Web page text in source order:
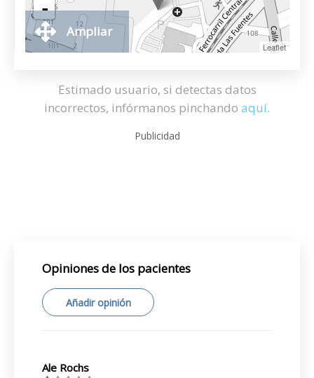
-
Leaflet
Ampliar
Estimado usuario, si detectas datos
incorrectos, infórmanos pinchando aquí.
Publicidad
Opiniones de los pacientes
Añadir opinión
Ale Rochs